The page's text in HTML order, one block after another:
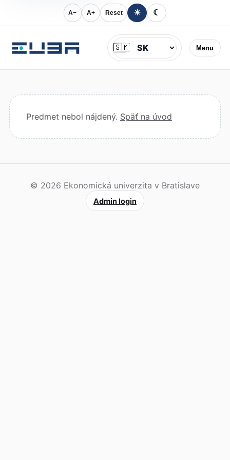
A− A+ Reset ☀ ☾
Menu
Jazyk
🇸🇰
Predmet nebol nájdený. Späť na úvod
© 2026 Ekonomická univerzita v Bratislave
Admin login